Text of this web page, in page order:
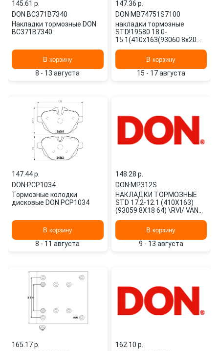
145.61 p.
DON·BC371B7340
Накладки тормозные DON
BC371B7340
В корзину
8 - 13 августа
147.36 p.
DON·MB74751S7100
накладки тормозные
STD!19580 18.0-
15.1(410x163(93060 8x20
MB74751S7100 DON
В корзину
15 - 17 августа
147.44 p.
DON·PCP1034
Тормозные колодки
дисковые DON PCP1034
В корзину
8 - 11 августа
148.28 p.
DON·MP312S
НАКЛАДКИ ТОРМОЗНЫЕ
STD 17.2-12.1 (410X163)
(93059 8X18 64) \RVI/ VAN
В корзину
9 - 13 августа
165.17 p.
162.10 p.